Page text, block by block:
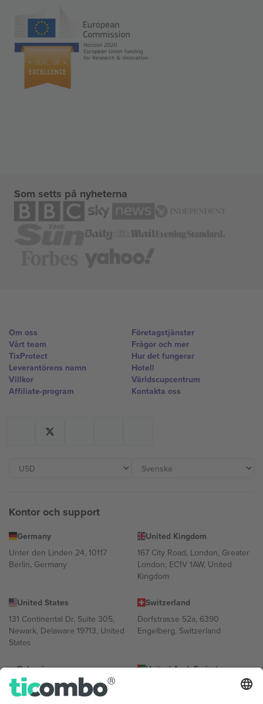
Som setts på nyheterna
Om oss
Vårt team
TixProtect
Leverantörens namn
Villkor
Affiliate-program
Företagstjänster
Frågor och mer
Hur det fungerar
Hotell
Världscupcentrum
Kontakta oss
Kontor och support
Germany
Unter den Linden 24, 10117
Berlin, Germany
United Kingdom
167 City Road, London, Greater
London, EC1V 1AW, United
Kingdom
United States
131 Continental Dr, Suite 305,
Newark, Delaware 19713, United
States
Switzerland
Dorfstrasse 52a, 6390
Engelberg, Switzerland
Bulgaria
Regus Sofia City West, bul
Totleben 53-55, 1606 Sofia,
United Arab Emirates
UAE Dubai Silicon Oasis, DDP